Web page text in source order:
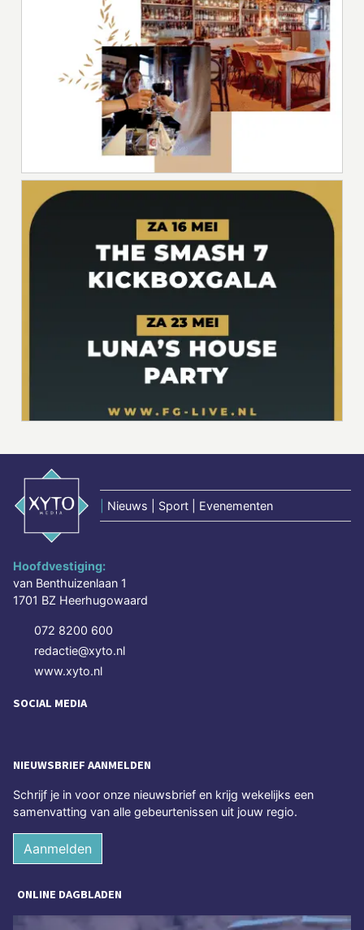
Nieuws | Sport | Evenementen
Hoofdvestiging:
van Benthuizenlaan 1
1701 BZ Heerhugowaard
072 8200 600
redactie@xyto.nl
www.xyto.nl
SOCIAL MEDIA
NIEUWSBRIEF AANMELDEN
Schrijf je in voor onze nieuwsbrief en krijg wekelijks een
samenvatting van alle gebeurtenissen uit jouw regio.
Aanmelden
ONLINE DAGBLADEN